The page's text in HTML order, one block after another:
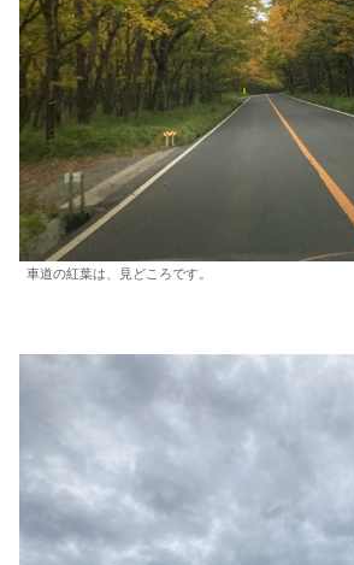
車道の紅葉は、見どころです。